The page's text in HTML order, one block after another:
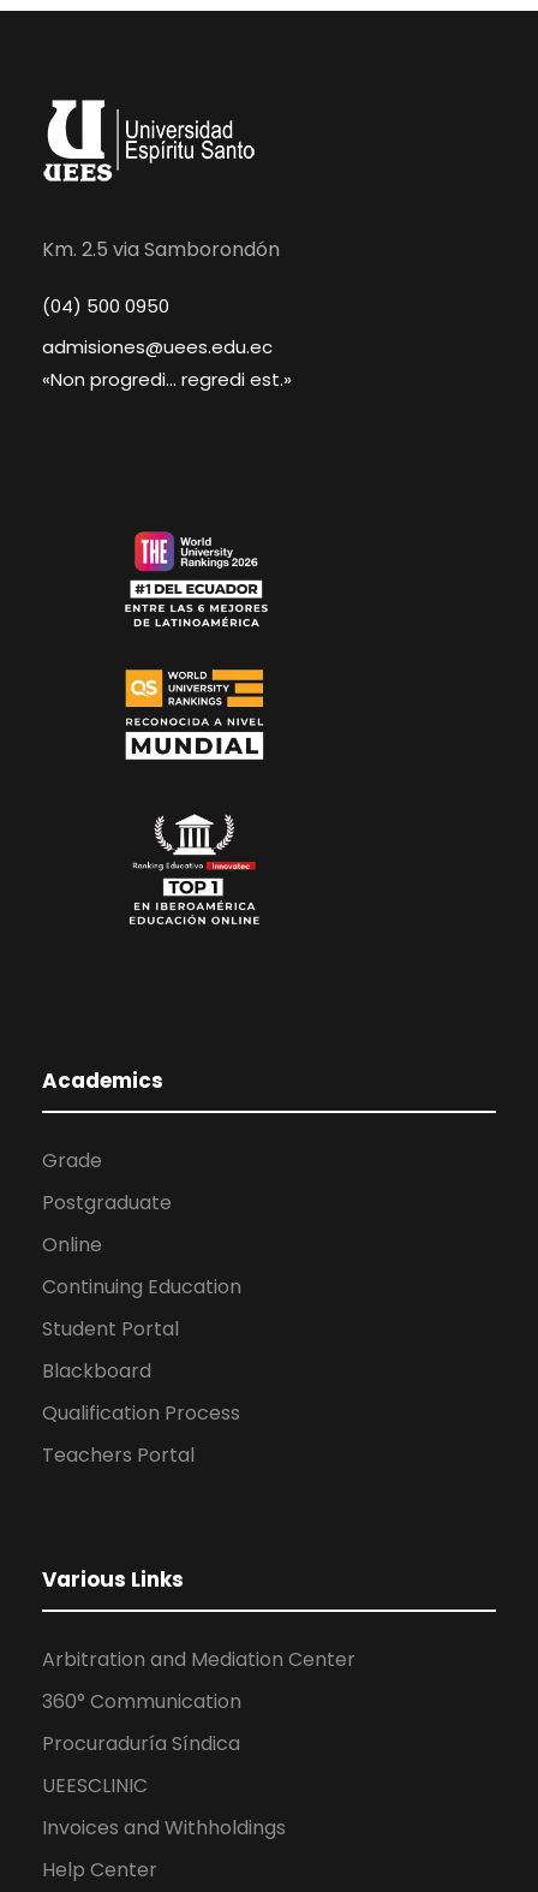
Km. 2.5 via Samborondón
(04) 500 0950
admisiones@uees.edu.ec
«Non progredi... regredi est.»
Academics
Grade
Postgraduate
Online
Continuing Education
Student Portal
Blackboard
Qualification Process
Teachers Portal
Various Links
Arbitration and Mediation Center
360° Communication
Procuraduría Síndica
UEESCLINIC
Invoices and Withholdings
Help Center